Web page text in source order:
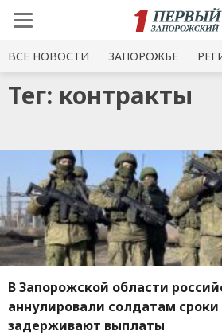
ВСЕ НОВОСТИ ЗАПОРОЖЬЕ
Тег: контракты
В Запорожской области
аннулировали солдатам сроки
задерживают выплаты